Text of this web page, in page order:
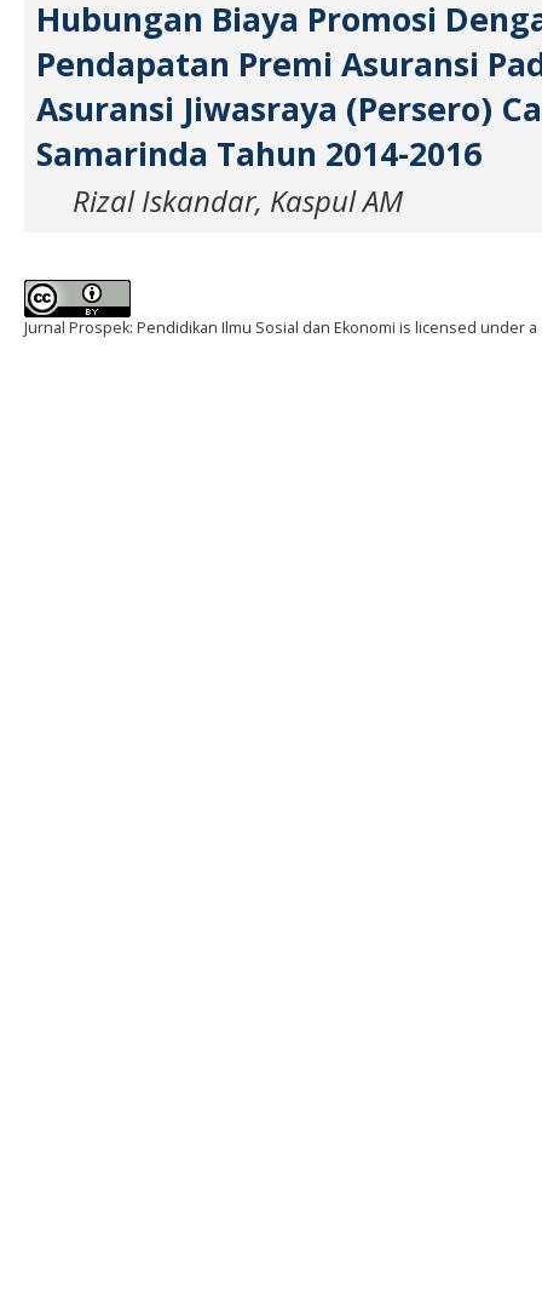
Hubungan Biaya Promosi
Pendapatan Premi Asuransi
Asuransi Jiwasraya (Persero)
Samarinda Tahun 2014-2016
Rizal Iskandar, Kaspul AM
Jurnal Prospek: Pendidikan Ilmu Sosial dan Ekonomi is licensed under a